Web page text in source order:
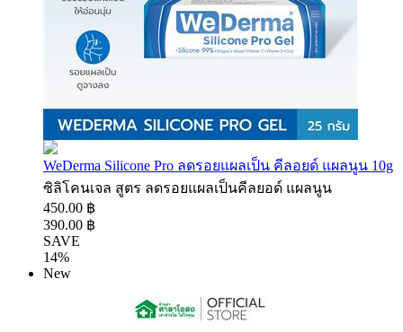
WeDerma Silicone Pro ลดรอยแผลเป็น คีลอยด์ แผลนูน 10g
ซิลิโคนเจล สูตร ลดรอยแผลเป็นคีลยอด์ แผลนูน
450.00 ฿
390.00 ฿
SAVE
14%
New